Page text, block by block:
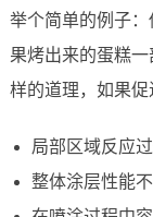
举个简单的例子
果烤出来的蛋糕
样的道理，如果促
局部区域反应
整体涂层性能